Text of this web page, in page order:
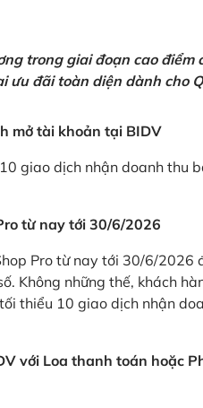
trong giai đoạn cao điểm
ưu đãi toàn diện dành cho
mở tài khoản tại BIDV
giao dịch nhận doanh thu
từ nay tới 30/6/2026
Pro từ nay tới 30/6/2026
Không những thế, khách
thiểu 10 giao dịch nhận
với Loa thanh toán hoặc